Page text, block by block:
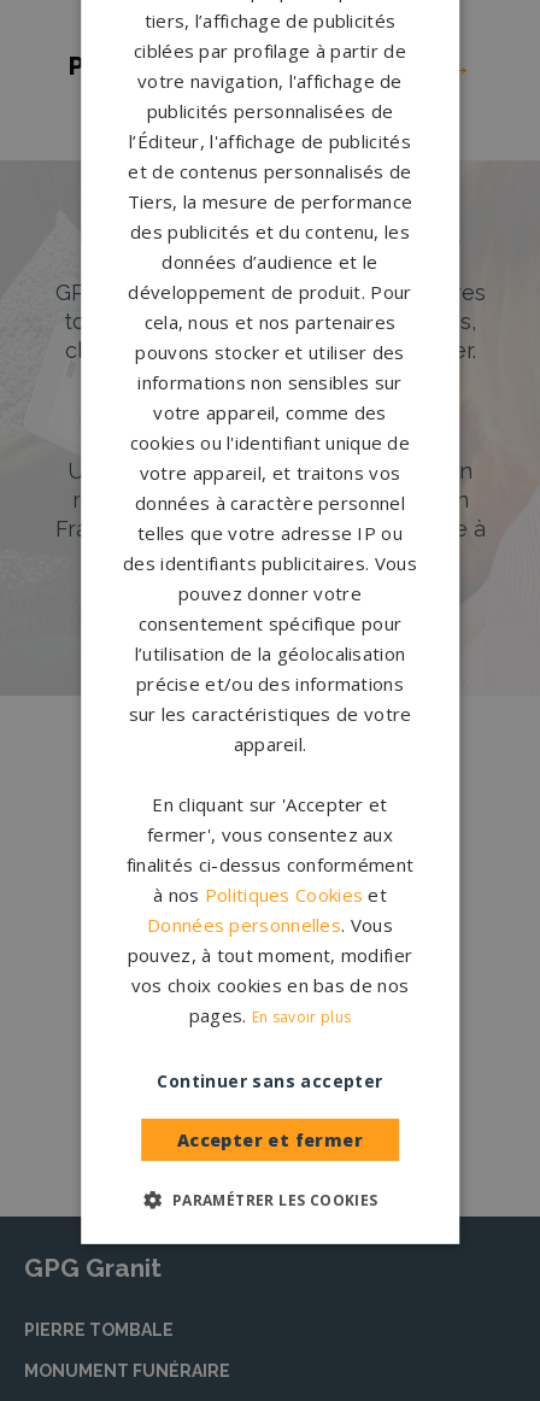
Saône→
Pompes funèbres Villeurbanne
→
Des pierres tombales uniques et
originales
GPG Granit offre un large choix de pierres
tombales en granit de styles modernes,
classiques ou originales à personnaliser.
Accompagnement sur-mesure
Un accompagnement sur mesure et un
réseau de 1200 partenaires partout en
France. Personnalisation avancée grâce à
notre configurateur 3D en ligne.
PERSONNALISEZ VOTRE MONUMENT
française
Créationssur-mesure
Configurateur
1.200 partenairesen France
Nos partenaires
GPG Granit
PIERRE TOMBALE
MONUMENT FUNÉRAIRE
tiers, l’affichage de publicités
ciblées par profilage à partir de
votre navigation, l'affichage de
publicités personnalisées de
l’Éditeur, l'affichage de publicités
et de contenus personnalisés de
Tiers, la mesure de performance
des publicités et du contenu, les
données d’audience et le
développement de produit. Pour
cela, nous et nos partenaires
pouvons stocker et utiliser des
informations non sensibles sur
votre appareil, comme des
cookies ou l'identifiant unique de
votre appareil, et traitons vos
données à caractère personnel
telles que votre adresse IP ou
des identifiants publicitaires. Vous
pouvez donner votre
consentement spécifique pour
l’utilisation de la géolocalisation
précise et/ou des informations
sur les caractéristiques de votre
appareil.
En cliquant sur 'Accepter et
fermer', vous consentez aux
finalités ci-dessus conformément
à nos Politiques Cookies et
Données personnelles. Vous
pouvez, à tout moment, modifier
vos choix cookies en bas de nos
pages. En savoir plus
Accepter et fermer
Continuer sans accepter
PARAMÉTRER LES COOKIES